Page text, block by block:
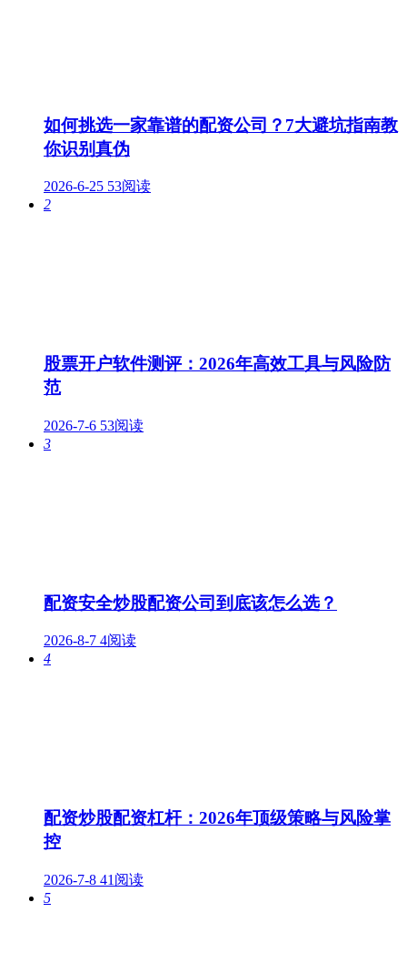
如何挑选一家靠谱的配资公司？7大避坑指南教
你识别真伪
2026-6-25 53阅读
2
股票开户软件测评：2026年高效工具与风险防
范
2026-7-6 53阅读
3
配资安全炒股配资公司到底该怎么选？
2026-8-7 4阅读
4
配资炒股配资杠杆：2026年顶级策略与风险掌
控
2026-7-8 41阅读
5